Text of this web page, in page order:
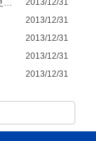
“近似计算”可显著降低芯片能耗,移动设备将更加智能化 2013/12/31
2013/12/31
2013/12/31
2013/12/31
2013/12/31